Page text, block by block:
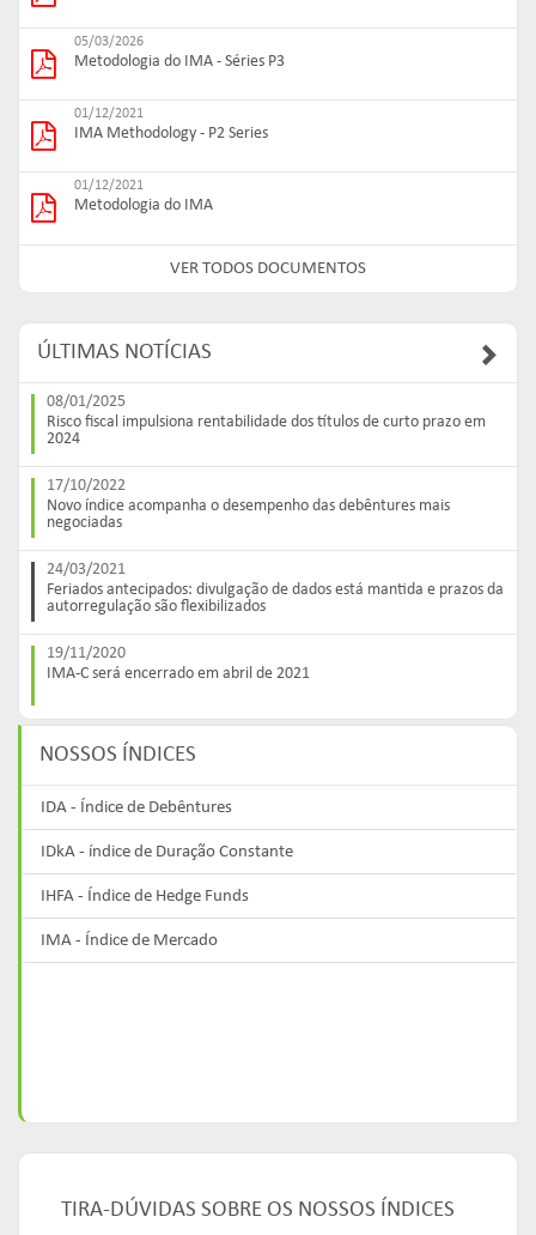
05/03/2026
Metodologia do IMA - Séries P3
01/12/2021
IMA Methodology - P2 Series
01/12/2021
Metodologia do IMA
VER TODOS DOCUMENTOS
ÚLTIMAS NOTÍCIAS
08/01/2025
Risco fiscal impulsiona rentabilidade dos títulos de curto prazo em
2024
17/10/2022
Novo índice acompanha o desempenho das debêntures mais
negociadas
24/03/2021
Feriados antecipados: divulgação de dados está mantida e prazos da
autorregulação são flexibilizados
19/11/2020
IMA-C será encerrado em abril de 2021
NOSSOS ÍNDICES
IDA - Índice de Debêntures
IDkA - índice de Duração Constante
IHFA - Índice de Hedge Funds
IMA - Índice de Mercado
TIRA-DÚVIDAS SOBRE OS NOSSOS ÍNDICES